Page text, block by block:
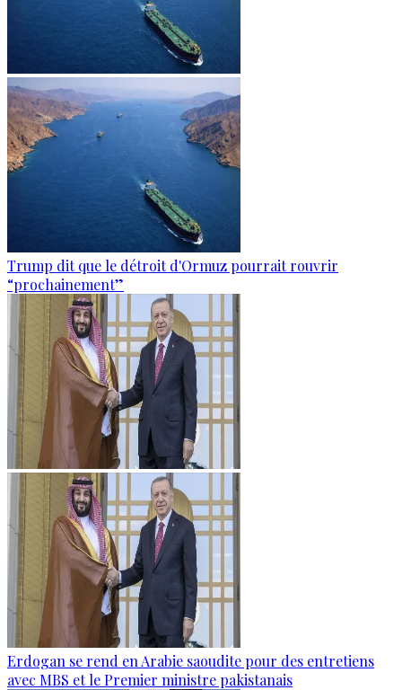
Trump dit que le détroit d'Ormuz pourrait rouvrir
“prochainement”
Erdogan se rend en Arabie saoudite pour des entretiens
avec MBS et le Premier ministre pakistanais